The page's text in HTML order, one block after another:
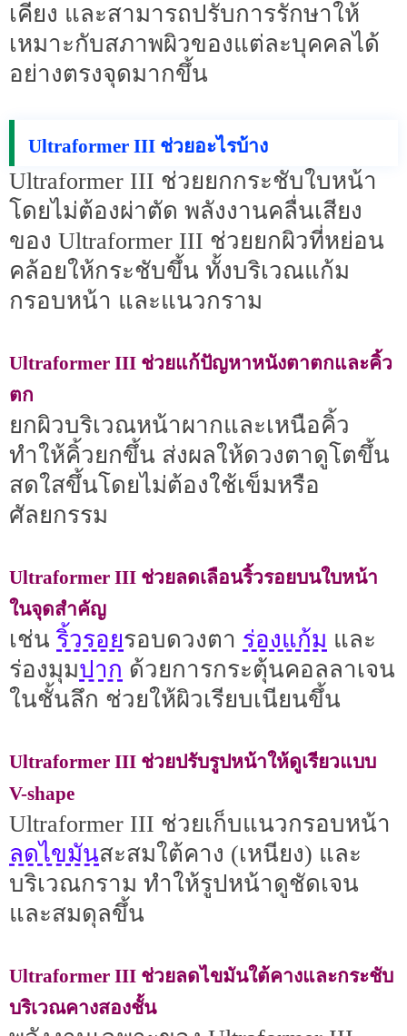
เคียง และสามารถปรับการรักษาให้
เหมาะกับสภาพผิวของแต่ละบุคคลได้
อย่างตรงจุดมากขึ้น
Ultraformer III ช่วยอะไรบ้าง
Ultraformer III ช่วยยกกระชับใบหน้า
โดยไม่ต้องผ่าตัด พลังงานคลื่นเสียง
ของ Ultraformer III ช่วยยกผิวที่หย่อน
คล้อยให้กระชับขึ้น ทั้งบริเวณแก้ม
กรอบหน้า และแนวกราม
Ultraformer III ช่วยแก้ปัญหาหนังตาตกและคิ้ว
ตก
ยกผิวบริเวณหน้าผากและเหนือคิ้ว
ทำให้คิ้วยกขึ้น ส่งผลให้ดวงตาดูโตขึ้น
สดใสขึ้นโดยไม่ต้องใช้เข็มหรือ
ศัลยกรรม
Ultraformer III ช่วยลดเลือนริ้วรอยบนใบหน้า
ในจุดสำคัญ
เช่น ริ้วรอยรอบดวงตา ร่องแก้ม และ
ร่องมุมปาก ด้วยการกระตุ้นคอลลาเจน
ในชั้นลึก ช่วยให้ผิวเรียบเนียนขึ้น
Ultraformer III ช่วยปรับรูปหน้าให้ดูเรียวแบบ
V-shape
Ultraformer III ช่วยเก็บแนวกรอบหน้า
ลดไขมันสะสมใต้คาง (เหนียง) และ
บริเวณกราม ทำให้รูปหน้าดูชัดเจน
และสมดุลขึ้น
Ultraformer III ช่วยลดไขมันใต้คางและกระชับ
บริเวณคางสองชั้น